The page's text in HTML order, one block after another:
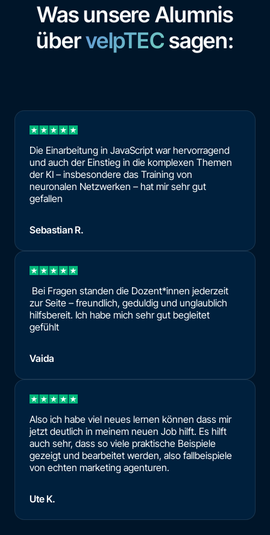
Was unsere Alumnis
übervelpTEC sagen:
Die Einarbeitung in JavaScript war hervorragend
und auch der Einstieg in die komplexen Themen
der KI – insbesondere das Training von
neuronalen Netzwerken – hat mir sehr gut
gefallen
Sebastian R.
Bei Fragen standen die Dozent*innen jederzeit
zur Seite – freundlich, geduldig und unglaublich
hilfsbereit. Ich habe mich sehr gut begleitet
gefühlt
Vaida
Also ich habe viel neues lernen können dass mir
jetzt deutlich in meinem neuen Job hilft. Es hilft
auch sehr, dass so viele praktische Beispiele
gezeigt und bearbeitet werden, also fallbeispiele
von echten marketing agenturen.
Ute K.